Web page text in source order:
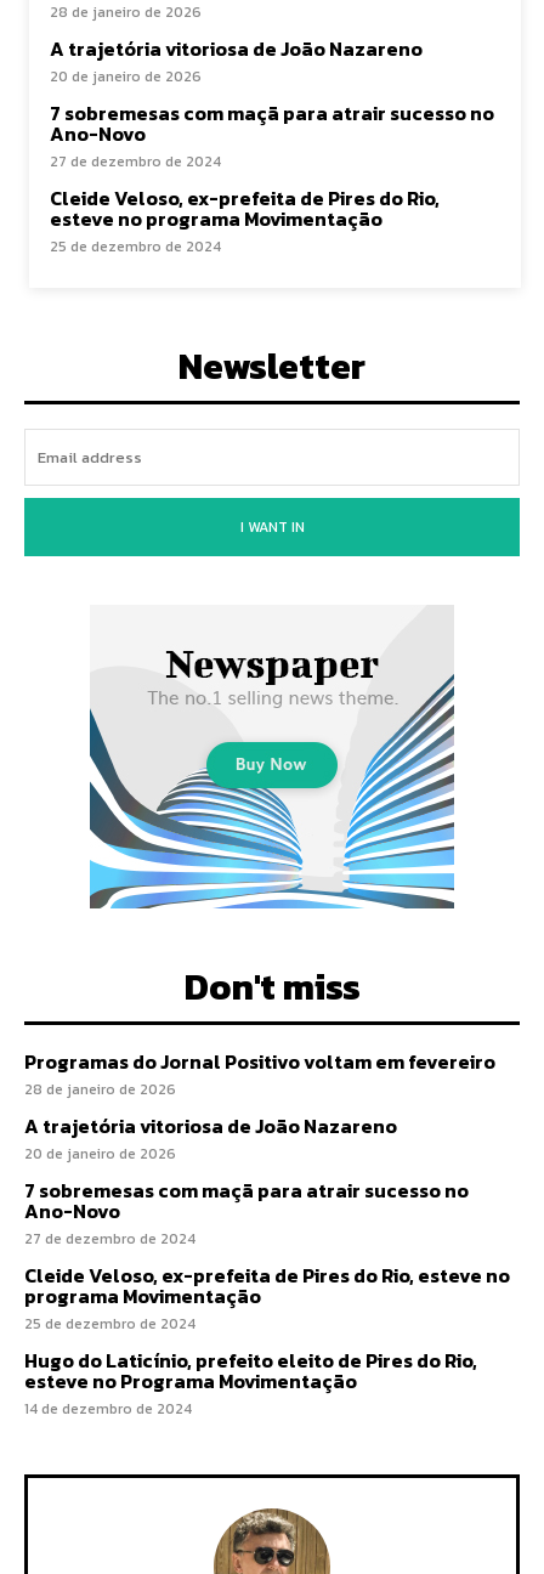
28 de janeiro de 2026
A trajetória vitoriosa de João Nazareno
20 de janeiro de 2026
7 sobremesas com maçã para atrair sucesso no
Ano-Novo
27 de dezembro de 2024
Cleide Veloso, ex-prefeita de Pires do Rio,
esteve no programa Movimentação
25 de dezembro de 2024
Newsletter
I WANT IN
Don't miss
Programas do Jornal Positivo voltam em fevereiro
28 de janeiro de 2026
A trajetória vitoriosa de João Nazareno
20 de janeiro de 2026
7 sobremesas com maçã para atrair sucesso no
Ano-Novo
27 de dezembro de 2024
Cleide Veloso, ex-prefeita de Pires do Rio, esteve no
programa Movimentação
25 de dezembro de 2024
Hugo do Laticínio, prefeito eleito de Pires do Rio,
esteve no Programa Movimentação
14 de dezembro de 2024